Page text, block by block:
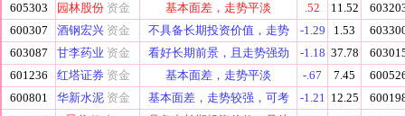
605303
园林股份 资金 基本面差，走势平淡 .52 11.52
600307
酒钢宏兴 资金 不具备长期投资价值，走势 -1.29 1.53
603087
甘李药业 资金 看好长期前景，且走势强劲 -1.18 37.78
601236
红塔证券 资金 基本面差，走势平淡 -.67 7.45
600801
华新水泥 资金 基本面差，走势较强，可考 -1.21 12.25